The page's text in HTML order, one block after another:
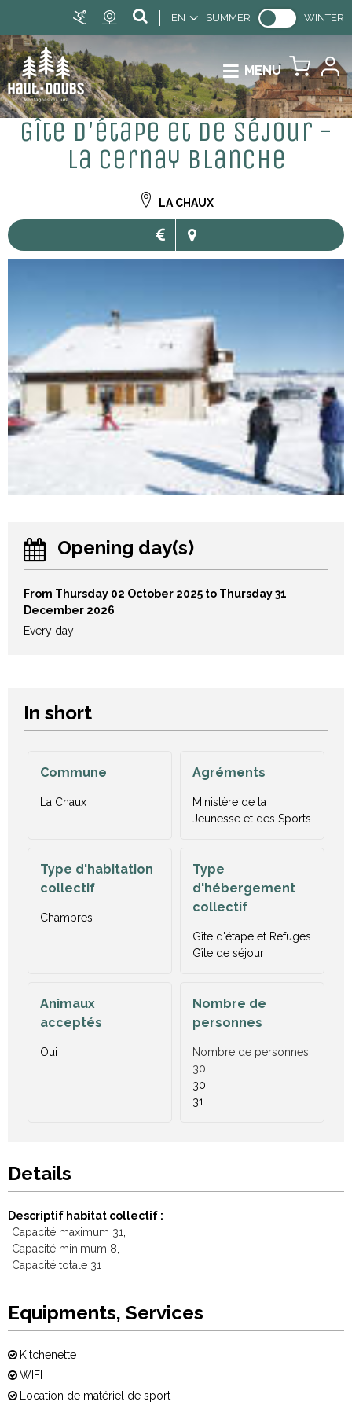
EN SUMMER WINTER
MENU
Gîte d'étape et de séjour -
La Cernay Blanche
LA CHAUX
Opening day(s)
From Thursday 02 October 2025 to Thursday 31
December 2026
Every day
In short
Commune
La Chaux
Agréments
Ministère de la
Jeunesse et des Sports
Type d'habitation
collectif
Chambres
Type
d'hébergement
collectif
Gîte d'étape et Refuges
Gîte de séjour
Animaux
acceptés
Oui
Nombre de
personnes
Nombre de personnes
30
30
31
Details
Descriptif habitat collectif
Capacité maximum 31
Capacité minimum 8
Capacité totale 31
Equipments, Services
Kitchenette
WIFI
Location de matériel de sport